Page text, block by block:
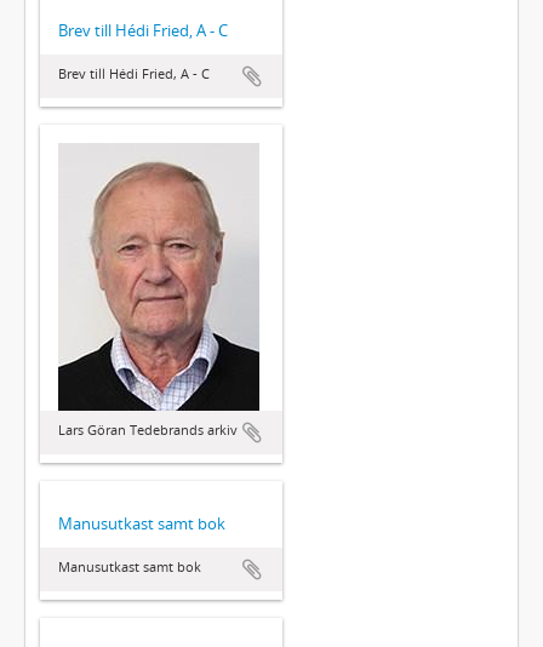
Brev till Hédi Fried, A - C
Brev till Hédi Fried, A - C
Lars Göran Tedebrands arkiv
Manusutkast samt bok
Manusutkast samt bok